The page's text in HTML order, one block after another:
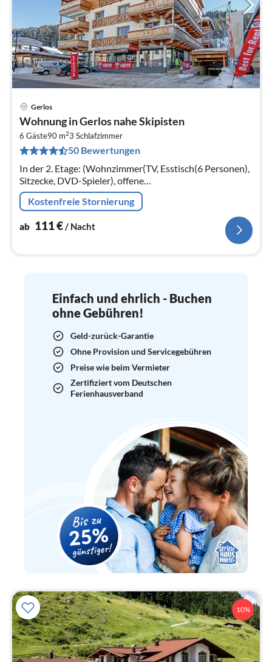
Gerlos
Wohnung in Gerlos nahe Skipisten
6 Gäste90 m23 Schlafzimmer
50 Bewertungen
In der 2. Etage: (Wohnzimmer(TV, Esstisch(6 Personen),
Sitzecke, DVD-Spieler), offene
Küche(Kochherd(Induktion)
Kostenfreie Stornierung
ab 111€/ Nacht
Einfach und ehrlich - Buchen
ohne Gebühren!
Geld-zurück-Garantie
Ohne Provision und Servicegebühren
Preise wie beim Vermieter
Zertifiziert vom Deutschen
Ferienhausverband
10%